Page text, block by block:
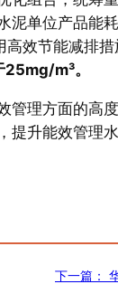
单位产品能
效节能减排
m³。
理方面的高
升能效管理
下一篇：